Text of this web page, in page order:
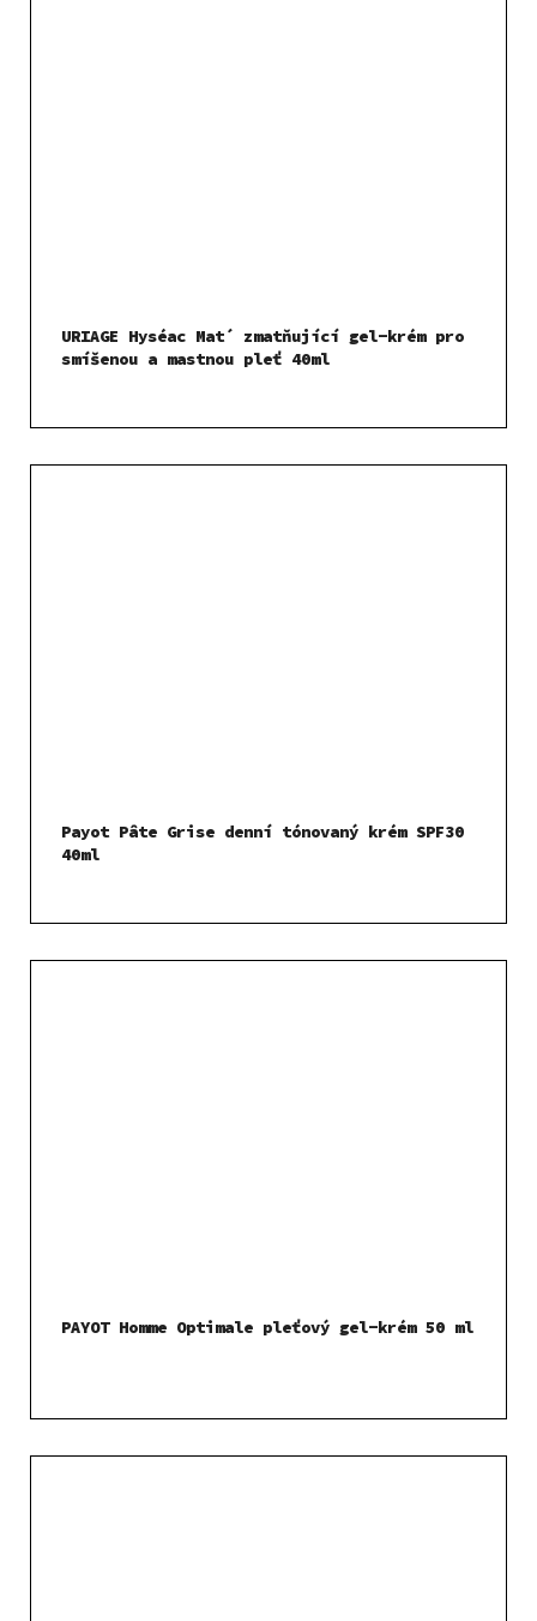
URIAGE Hyséac Mat´ zmatňující gel-krém pro
smíšenou a mastnou pleť 40ml
Payot Pâte Grise denní tónovaný krém SPF30
40ml
PAYOT Homme Optimale pleťový gel-krém 50 ml